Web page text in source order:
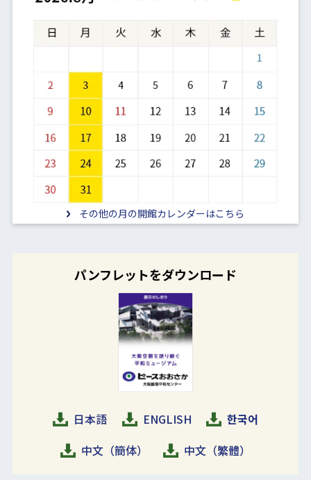
その他の月の開館カレンダーはこちら
パンフレットをダウンロード
日本語 ENGLISH
한국어
中文（簡体）
中文（繁體）